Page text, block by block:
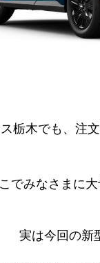
栃木でも、注
みなさまに大
実は今回の新